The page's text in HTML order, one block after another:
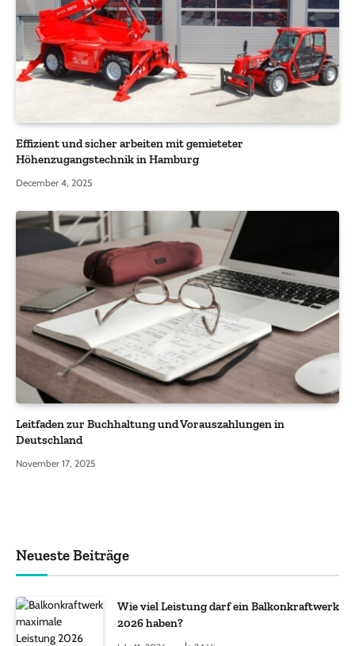
Effizient und sicher arbeiten mit gemieteter
Höhenzugangstechnik in Hamburg
December 4, 2025
Leitfaden zur Buchhaltung und Vorauszahlungen in
Deutschland
November 17, 2025
Neueste Beiträge
Wie viel Leistung darf ein Balkonkraftwerk
2026 haben?